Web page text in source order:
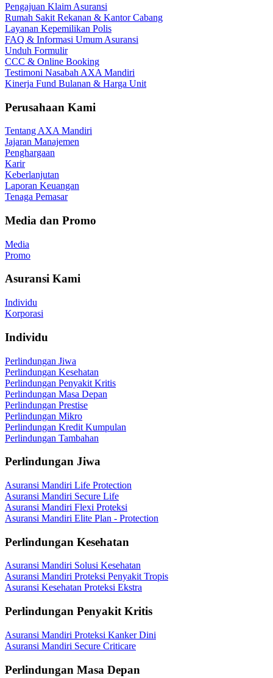
Pengajuan Klaim Asuransi
Rumah Sakit Rekanan & Kantor Cabang
Layanan Kepemilikan Polis
FAQ & Informasi Umum Asuransi
Unduh Formulir
CCC & Online Booking
Testimoni Nasabah AXA Mandiri
Kinerja Fund Bulanan & Harga Unit
Perusahaan Kami
Tentang AXA Mandiri
Jajaran Manajemen
Penghargaan
Karir
Keberlanjutan
Laporan Keuangan
Tenaga Pemasar
Media dan Promo
Media
Promo
Asuransi Kami
Individu
Korporasi
Individu
Perlindungan Jiwa
Perlindungan Kesehatan
Perlindungan Penyakit Kritis
Perlindungan Masa Depan
Perlindungan Prestise
Perlindungan Mikro
Perlindungan Kredit Kumpulan
Perlindungan Tambahan
Perlindungan Jiwa
Asuransi Mandiri Life Protection
Asuransi Mandiri Secure Life
Asuransi Mandiri Flexi Proteksi
Asuransi Mandiri Elite Plan - Protection
Perlindungan Kesehatan
Asuransi Mandiri Solusi Kesehatan
Asuransi Mandiri Proteksi Penyakit Tropis
Asuransi Kesehatan Proteksi Ekstra
Perlindungan Penyakit Kritis
Asuransi Mandiri Proteksi Kanker Dini
Asuransi Mandiri Secure Criticare
Perlindungan Masa Depan